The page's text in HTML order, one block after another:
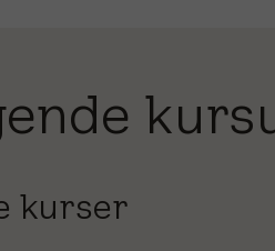
kurser